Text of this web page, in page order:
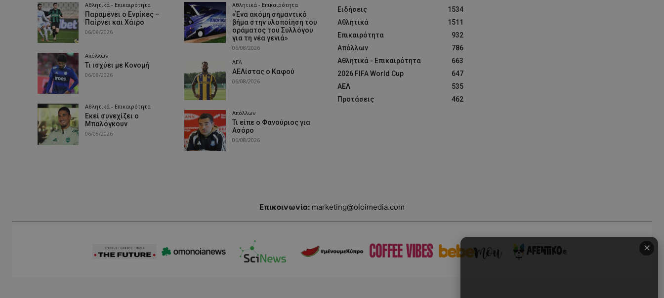
Αθλητικά - Επικαιρότητα
Παραμένει ο Ενρίκες –
Παίρνει και Χάιρο
06/08/2026
Απόλλων
Τι ισχύει με Κονομή
06/08/2026
Αθλητικά - Επικαιρότητα
Εκεί συνεχίζει ο
Μπαλόγκουν
06/08/2026
Αθλητικά - Επικαιρότητα
«Ένα ακόμη σημαντικό
βήμα στην υλοποίηση του
οράματος του Συλλόγου
για τη νέα γενιά»
06/08/2026
ΑΕΛ
ΑΕΛίστας ο Καφού
06/08/2026
Απόλλων
Τι είπε ο Φανούριος για
Ασόρο
06/08/2026
Ειδήσεις
1534
Αθλητικά
1511
Επικαιρότητα
932
Απόλλων
786
Αθλητικά - Επικαιρότητα
663
2026 FIFA World Cup
647
ΑΕΛ
535
Προτάσεις
462
Επικοινωνία: marketing@oloimedia.com
✕